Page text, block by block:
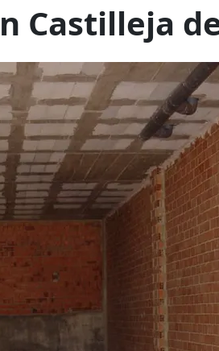
Castilleja